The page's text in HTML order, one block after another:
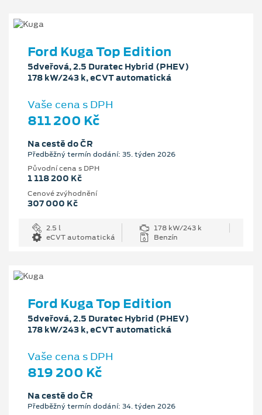
Ford Kuga Top Edition
5dveřová, 2.5 Duratec Hybrid (PHEV)
178 kW/243 k, eCVT automatická
Vaše cena s DPH
811 200 Kč
Na cestě do ČR
Předběžný termín dodání: 35. týden 2026
Původní cena s DPH
1 118 200 Kč
Cenové zvýhodnění
307 000 Kč
2.5 l
178 kW/243 k
eCVT automatická
Benzín
Ford Kuga Top Edition
5dveřová, 2.5 Duratec Hybrid (PHEV)
178 kW/243 k, eCVT automatická
Vaše cena s DPH
819 200 Kč
Na cestě do ČR
Předběžný termín dodání: 34. týden 2026